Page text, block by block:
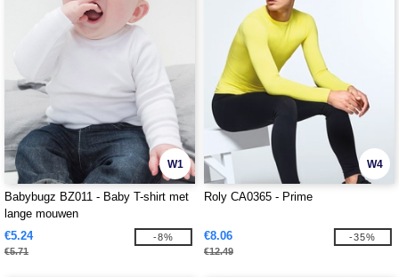
W1
Babybugz BZ011 - Baby T-shirt met
lange mouwen
€5.24
€5.71
-8%
W4
Roly CA0365 - Prime
€8.06
€12.49
-35%